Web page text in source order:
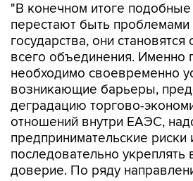
"В конечном итоге
перестают быть проблемами
государства, они
всего объединения. Именно
необходимо своевременно
возникающие барьеры,
деградацию торгово-
отношений внутри ЕАЭС,
предпринимательские риски
последовательно укреплять
доверие. По ряду